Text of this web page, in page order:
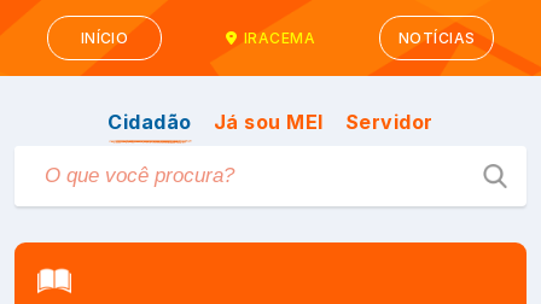
INÍCIO IRACEMA NOTÍCIAS
Cidadão Já sou MEI Servidor